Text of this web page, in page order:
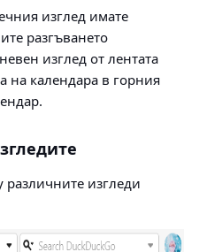
изглед имате
разгъването
изглед от лентата
на календара в горния
изгледи